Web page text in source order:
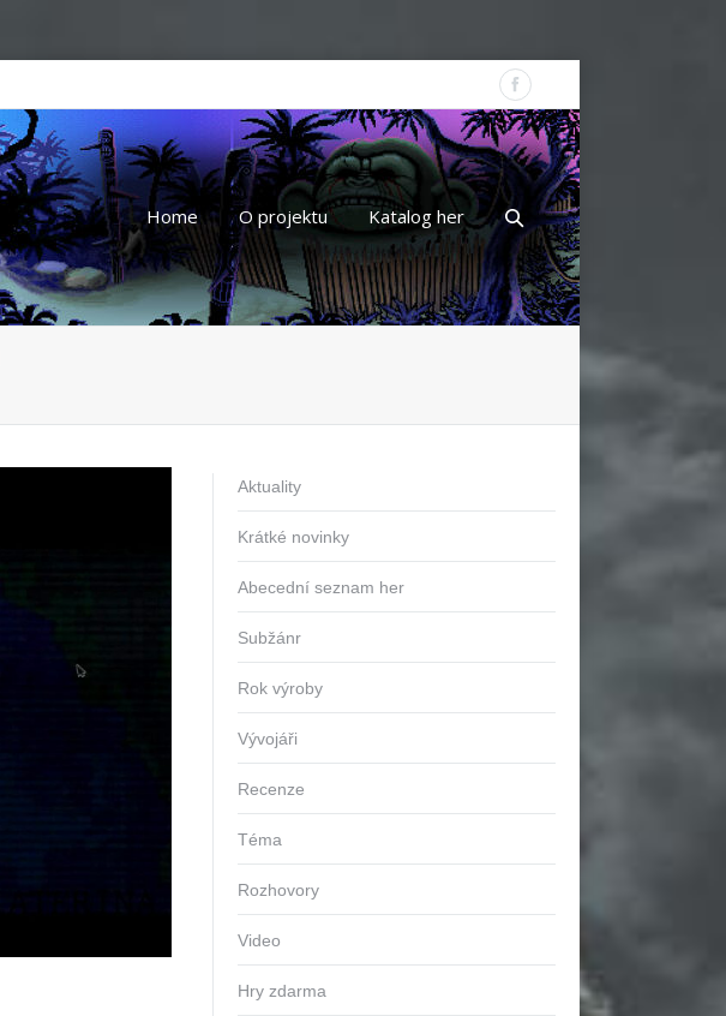
Home O projektu Katalog her
Aktuality
Krátké novinky
Abecední seznam her
Subžánr
Rok výroby
Vývojáři
Recenze
Téma
Rozhovory
Video
Hry zdarma